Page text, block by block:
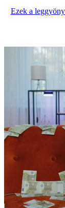
Ezek a